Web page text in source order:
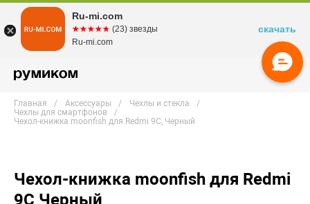
Главная Аксессуары
Чехлы и стекла
Чехлы для смартфонов
Чехол-книжка moonfish для Redmi 9C, Черный
Чехол-книжка moonfish для Redmi
9C Черный
Ru-mi.com
☆☆☆☆☆
★★★★★ (23) звезды
Ru-mi.com
скачать